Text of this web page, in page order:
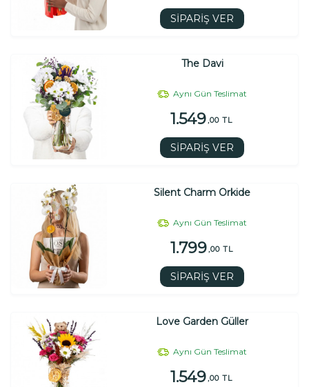
SİPARİŞ VER
The Davi
Aynı Gün Teslimat
1.549 ,00 TL
SİPARİŞ VER
Silent Charm Orkide
Aynı Gün Teslimat
1.799 ,00 TL
SİPARİŞ VER
Love Garden Güller
Aynı Gün Teslimat
1.549 ,00 TL